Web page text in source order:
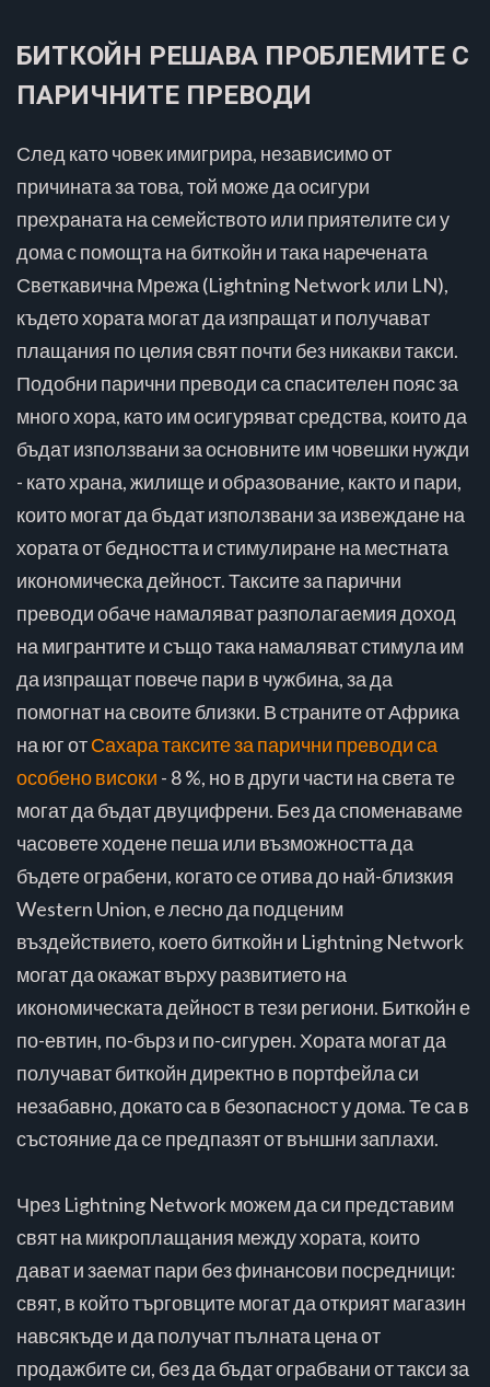
БИТКОЙН РЕШАВА ПРОБЛЕМИТЕ С
ПАРИЧНИТЕ ПРЕВОДИ
След като човек имигрира, независимо от
причината за това, той може да осигури
прехраната на семейството или приятелите си у
дома с помощта на биткойн и така наречената
Светкавична Мрежа (Lightning Network или LN),
където хората могат да изпращат и получават
плащания по целия свят почти без никакви такси.
Подобни парични преводи са спасителен пояс за
много хора, като им осигуряват средства, които да
бъдат използвани за основните им човешки нужди
- като храна, жилище и образование, както и пари,
които могат да бъдат използвани за извеждане на
хората от бедността и стимулиране на местната
икономическа дейност. Таксите за парични
преводи обаче намаляват разполагаемия доход
на мигрантите и също така намаляват стимула им
да изпращат повече пари в чужбина, за да
помогнат на своите близки. В страните от Африка
на юг отСахара таксите за парични преводи са
особено високи - 8 %, но в други части на света те
могат да бъдат двуцифрени. Без да споменаваме
часовете ходене пеша или възможността да
бъдете ограбени, когато се отива до най-близкия
Western Union, е лесно да подценим
въздействието, което биткойн и Lightning Network
могат да окажат върху развитието на
икономическата дейност в тези региони. Биткойн е
по-евтин, по-бърз и по-сигурен. Хората могат да
получават биткойн директно в портфейла си
незабавно, докато са в безопасност у дома. Те са в
състояние да се предпазят от външни заплахи.
Чрез Lightning Network можем да си представим
свят на микроплащания между хората, които
дават и заемат пари без финансови посредници:
свят, в който търговците могат да открият магазин
навсякъде и да получат пълната цена от
продажбите си, без да бъдат ограбвани от такси за